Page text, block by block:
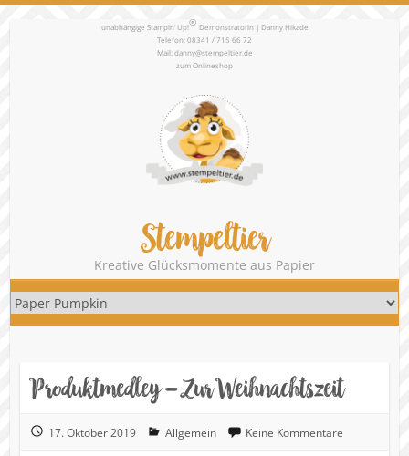
unabhängige Stampin‘ Up!® Demonstratorin | Danny Hikade
Telefon: 08341 / 715 66 72
Mail:danny@stempeltier.de
zumOnlineshop
Stempeltier
Kreative Glücksmomente aus Papier
Produktmedley – Zur Weihnachtszeit
17. Oktober 2019 Allgemein Keine Kommentare